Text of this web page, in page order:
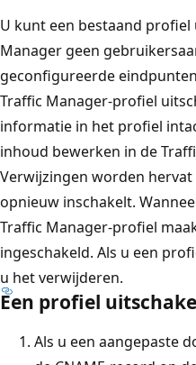
U kunt een bestaand
Manager geen
geconfigureerde
Traffic Manager-profiel
informatie in het profiel
inhoud bewerken in de
Verwijzingen worden
opnieuw inschakelt.
Traffic Manager-profiel
ingeschakeld. Als u een
u het verwijderen.
Een profiel
Als u een aangepaste